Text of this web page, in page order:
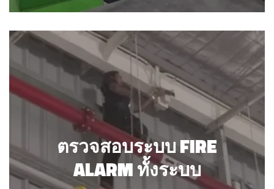
ตรวจสอบระบบ FIRE
ALARM ทั้งระบบ
ตรวจสอบระบบ FIRE ALARM
ทั้งระบบ